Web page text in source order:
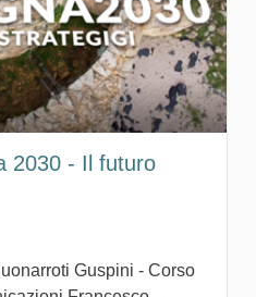
2030 - Il futuro
Guspini - Corso